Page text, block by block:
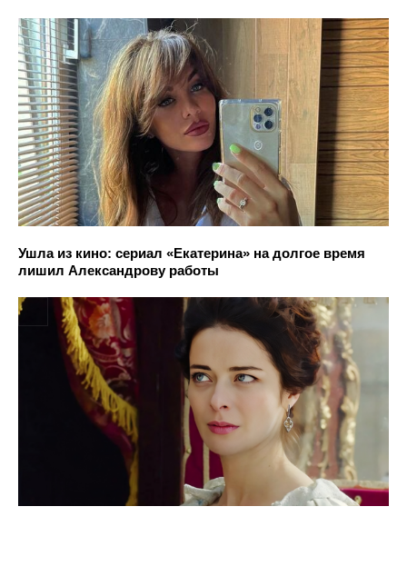
Ушла из кино: сериал «Екатерина» на долгое время
лишил Александрову работы